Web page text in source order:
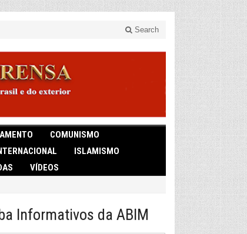
Search
COMUNISMO
ISLAMISMO
VÍDEOS
Informativos da ABIM